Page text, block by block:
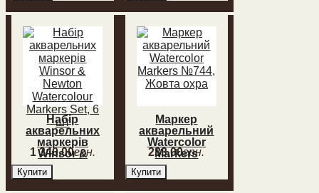
Набір
акварельних
маркерів
Winsor &
Newton
Watercolour
1 340,00грн.
Купити
Маркер
акварельний
Watercolor
Markers
№744, Жовта
охра
233,00грн.
Купити